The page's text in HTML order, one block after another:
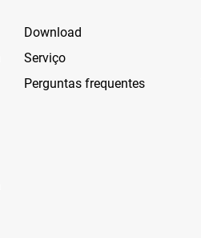
Download
Serviço
Perguntas frequentes